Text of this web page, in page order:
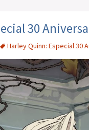
30
Harley Quinn: Especial 30